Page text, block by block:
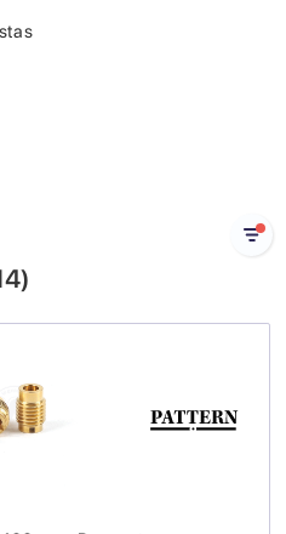
)